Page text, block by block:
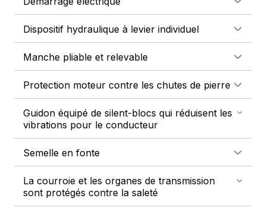
Dispositif hydraulique à levier individuel
Manche pliable et relevable
Protection moteur contre les chutes de pierre
Guidon équipé de silent-blocs qui réduisent les
vibrations pour le conducteur
Semelle en fonte
La courroie et les organes de transmission
sont protégés contre la saleté